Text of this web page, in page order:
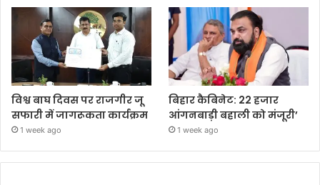
विश्व बाघ दिवस पर राजगीर जू
सफारी में जागरूकता कार्यक्रम
1 week ago
बिहार कैबिनेट: 22 हजार
आंगनबाड़ी बहाली को मंजूरी’
1 week ago